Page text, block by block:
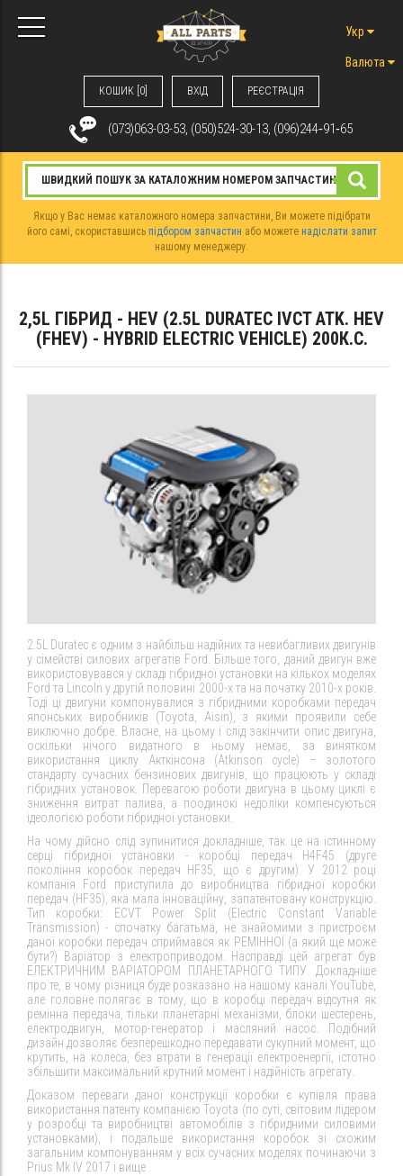
КОШИК [0] ВХIД РЕЄСТРАЦІЯ
Укр
Валюта
(073)063-03-53, (050)524-30-13, (096)244‑91‑65
Якщо у Вас немає каталожного номера запчастини, Ви можете підібрати
його самі, скориставшись підбором запчастин або можете надіслати запит
нашому менеджеру.
2,5L ГІБРИД - HEV (2.5L DURATEC IVCT ATK. HEV
(FHEV) - HYBRID ELECTRIC VEHICLE) 200К.С.
2.5L Duratec є одним з найбільш надійних та невибагливих двигунів
у сімействі силових агрегатів Ford. Більше того, даний двигун вже
використовувався у складі гібридної установки на кількох моделях
Ford та Lincoln у другій половині 2000-х та на початку 2010-х років.
Тоді ці двигуни компонувалися з гібридними коробками передач
японських виробників (Toyota, Aisin), з якими проявили себе
виключно добре. Власне, на цьому і слід закінчити опис двигуна,
оскільки нічого видатного в ньому немає, за винятком
використання циклу Акткінсона (Atkinson cycle) – золотого
стандарту сучасних бензинових двигунів, що працюють у складі
гібридних установок. Перевагою роботи двигуна в цьому циклі є
зниження витрат палива, а поодинокі недоліки компенсуються
ідеологією роботи гібридної установки.
На чому дійсно слід зупинитися докладніше, так це на істинному
серці гібридної установки - коробці передач H4F45 (друге
покоління коробок передач HF35, що є другим). У 2012 році
компанія Ford приступила до виробництва гібридної коробки
передач (HF35), яка мала інноваційну, запатентовану конструкцію.
Тип коробки: ECVT Power Split (Electric Constant Variable
Transmission) - спочатку багатьма, не знайомими з пристроєм
даної коробки передач сприймався як РЕМІННОЇ (а який ще може
бути?) Варіатор з електроприводом. Насправді цей агрегат був
ЕЛЕКТРИЧНИМ ВАРІАТОРОМ ПЛАНЕТАРНОГО ТИПУ. Докладніше
про те, в чому різниця буде розказано на нашому каналі YouTube,
але головне полягає в тому, що в коробці передач відсутня як
ремінна передача, тільки планетарні механізми, блоки шестерень,
електродвигун, мотор-генератор і масляний насос. Подібний
дизайн дозволяє безперешкодно передавати сукупний момент, що
крутить, на колеса, без втрати в генерації електроенергії, істотно
збільшити максимальний крутний момент і надійність агрегату.
Доказом переваги даної конструкції коробки є купівля права
використання патенту компанією Toyota (по суті, світовим лідером
у розробці та виробництві автомобілів з гібридними силовими
установками), і подальше використання коробок зі схожим
загальним компонуванням у всіх сучасних моделях починаючи з
Prius Mk IV 2017 і вище .